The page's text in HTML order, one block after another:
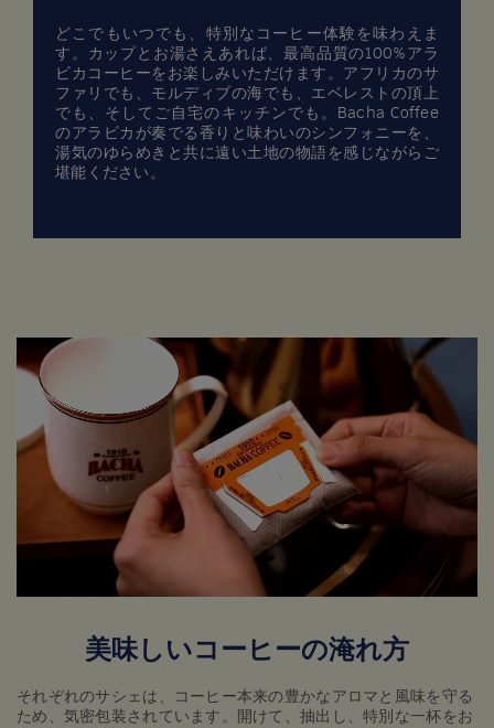
どこでもいつでも、特別なコーヒー体験を味わえま
す。カップとお湯さえあれば、最高品質の100%アラ
ビカコーヒーをお楽しみいただけます。アフリカのサ
ファリでも、モルディブの海でも、エベレストの頂上
でも、そしてご自宅のキッチンでも。Bacha Coffee
のアラビカが奏でる香りと味わいのシンフォニーを、
湯気のゆらめきと共に遠い土地の物語を感じながらご
堪能ください。
美味しいコーヒーの淹れ方
それぞれのサシェは、コーヒー本来の豊かなアロマと風味を守る
ため、気密包装されています。開けて、抽出し、特別な一杯をお